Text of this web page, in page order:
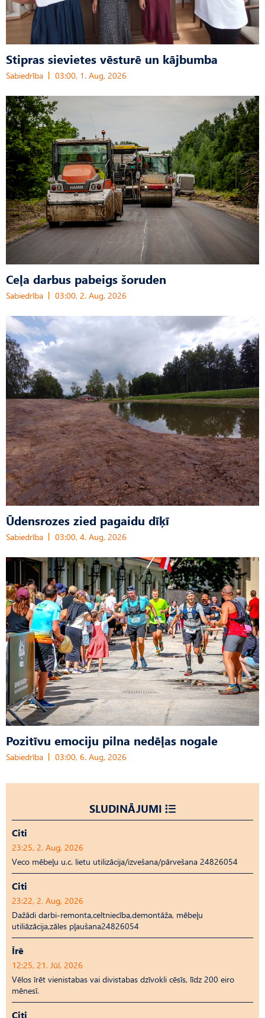
Stipras sievietes vēsturē un kājbumba
Sabiedrība 03:00, 1. Aug, 2026
Ceļa darbus pabeigs šoruden
Sabiedrība 03:00, 2. Aug, 2026
Ūdensrozes zied pagaidu dīķī
Sabiedrība 03:00, 4. Aug, 2026
Pozitīvu emociju pilna nedēļas nogale
Sabiedrība 03:00, 6. Aug, 2026
SLUDINĀJUMI
Citi
23:25, 2. Aug, 2026
Veco mēbeļu u.c. lietu utilizācija/izvešana/pārvešana 24826054
Citi
23:22, 2. Aug, 2026
Dažādi darbi-remonta,celtniecība,demontāža, mēbeļu
utiliāzācija,zāles pļaušana24826054
Īrē
12:25, 21. Jūl, 2026
Vēlos īrēt vienistabas vai divistabas dzīvokli cēsīs, līdz 200 eiro
mēnesī.
Citi